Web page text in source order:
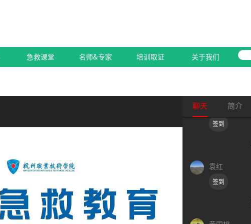
急救课堂 名师&专家 培训取证 关于我们
聊天 简介
任本质
签到
袁红
签到